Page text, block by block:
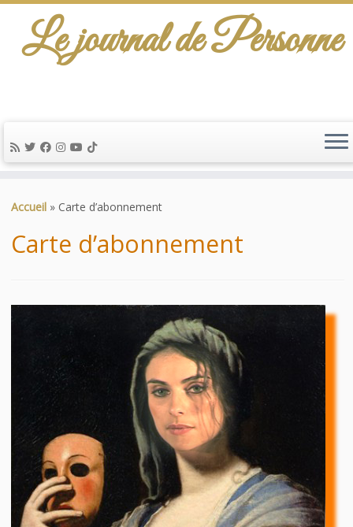
au
Le journal de Personne
Accueil » Carte d’abonnement
Carte d’abonnement